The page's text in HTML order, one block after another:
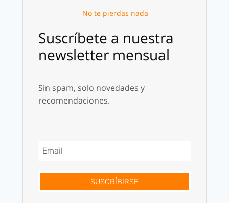
No te pierdas nada
Suscríbete a nuestra
newsletter mensual
Sin spam, solo novedades y
recomendaciones.
SUSCRÍBIRSE